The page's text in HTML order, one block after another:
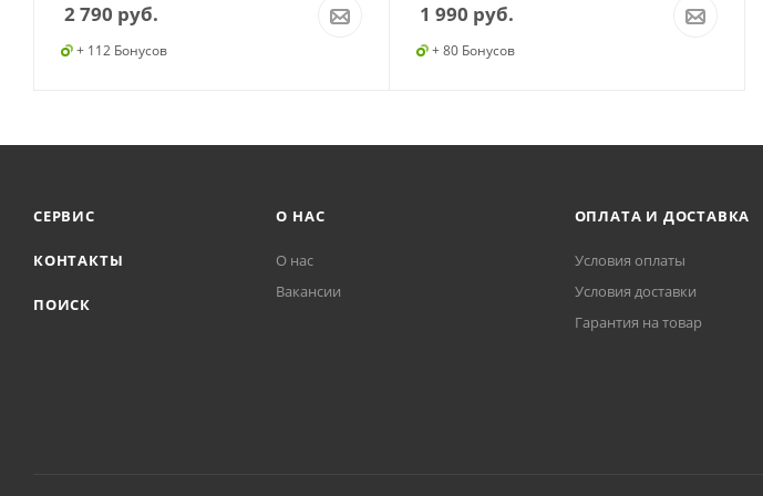
2 790 руб.
+ 112 Бонусов
1 990 руб.
+ 80 Бонусов
СЕРВИС
КОНТАКТЫ
ПОИСК
О НАС
О нас
Вакансии
ОПЛАТА И ДОСТАВКА
Условия оплаты
Условия доставки
Гарантия на товар